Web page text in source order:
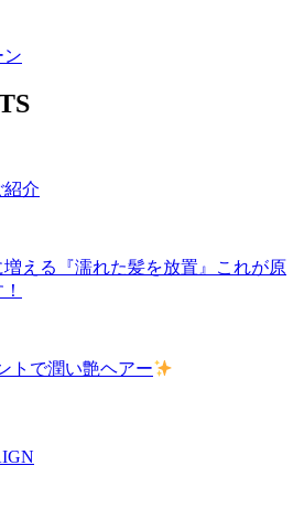
ン
紹介
える『濡れた髪を放置』これが原
トで潤い艶ヘアー